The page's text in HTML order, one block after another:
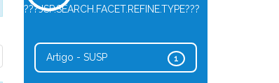
???JSP.SEARCH.FACET.REFINE.TYPE???
1
Artigo - SUSP